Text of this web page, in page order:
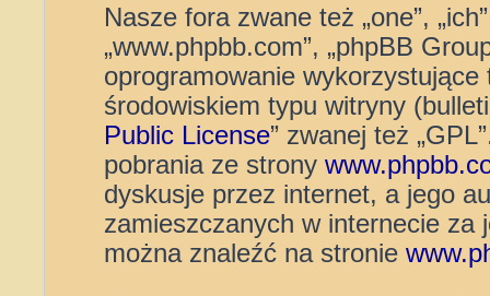
Nasze fora zwane też „one”,
„www.phpbb.com”, „phpBB
oprogramowanie
środowiskiem typu witryny
Public License” zwanej też
pobrania ze strony
dyskusje przez internet, a jego
zamieszczanych w internecie za
można znaleźć na stronie